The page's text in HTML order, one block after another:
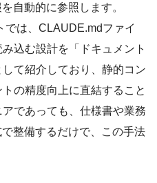
自動的に参照します。
は、CLAUDE.mdファイ
込む設計を「ドキュメント
て紹介しており、静的コン
の精度向上に直結すること
であっても、仕様書や業務
整備するだけで、この手法